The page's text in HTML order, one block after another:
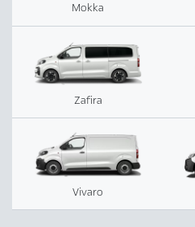
Mokka
Zafira
Vivaro